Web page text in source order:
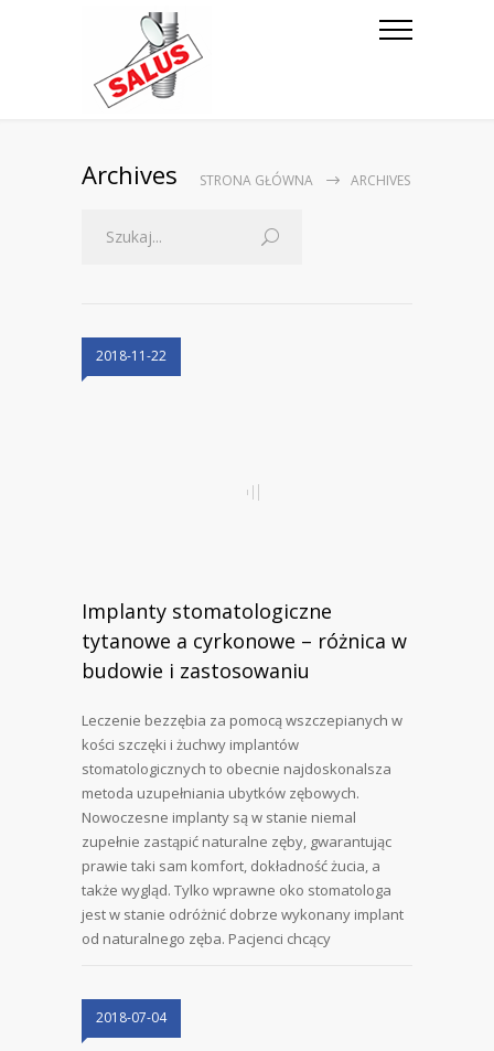
Archives STRONA GŁÓWNA ARCHIVES
2018-11-22
Implanty stomatologiczne
tytanowe a cyrkonowe – różnica w
budowie i zastosowaniu
Leczenie bezzębia za pomocą wszczepianych w
kości szczęki i żuchwy implantów
stomatologicznych to obecnie najdoskonalsza
metoda uzupełniania ubytków zębowych.
Nowoczesne implanty są w stanie niemal
zupełnie zastąpić naturalne zęby, gwarantując
prawie taki sam komfort, dokładność żucia, a
także wygląd. Tylko wprawne oko stomatologa
jest w stanie odróżnić dobrze wykonany implant
od naturalnego zęba. Pacjenci chcący
2018-07-04